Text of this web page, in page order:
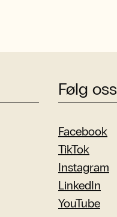
Følg oss
Facebook
TikTok
Instagram
LinkedIn
YouTube